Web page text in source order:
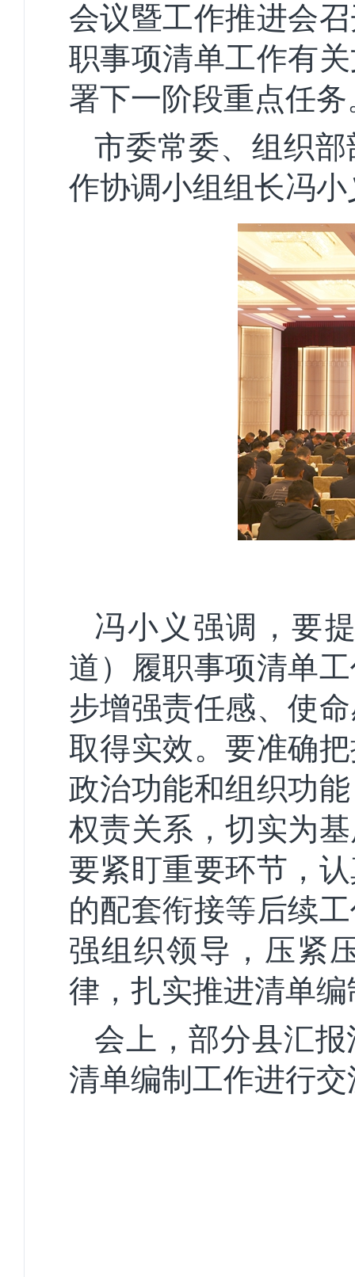
会议暨工作推进会
职事项清单工作有
署下一阶段重点任务
市委常委、组织
作协调小组组长冯
冯小义强调，要
道）履职事项清单
步增强责任感、使
取得实效。要准确
政治功能和组织功
权责关系，切实为
要紧盯重要环节，
的配套衔接等后续
强组织领导，压紧
律，扎实推进清单
会上，部分县汇
清单编制工作进行